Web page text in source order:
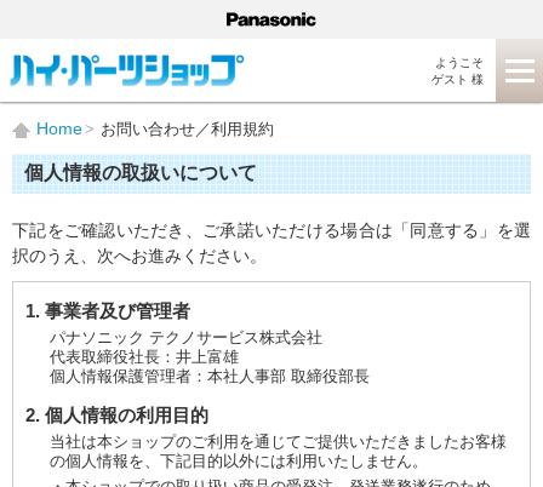
ようこそ
ゲスト 様
Home お問い合わせ／利用規約
個人情報の取扱いについて
下記をご確認いただき、ご承諾いただける場合は「同意する」を選
択のうえ、次へお進みください。
1. 事業者及び管理者
パナソニック テクノサービス株式会社
代表取締役社長：井上富雄
個人情報保護管理者：本社人事部 取締役部長
2. 個人情報の利用目的
当社は本ショップのご利用を通じてご提供いただきましたお客様
の個人情報を、下記目的以外には利用いたしません。